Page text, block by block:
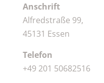
Anschrift
Alfredstraße 99,
45131 Essen
Telefon
+49 201 50682516